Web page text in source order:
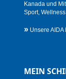
Kanada und
Sport,
» Unsere AIDA
MEIN